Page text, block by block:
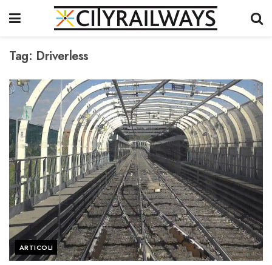
Tag: Driverless
ARTICOLI